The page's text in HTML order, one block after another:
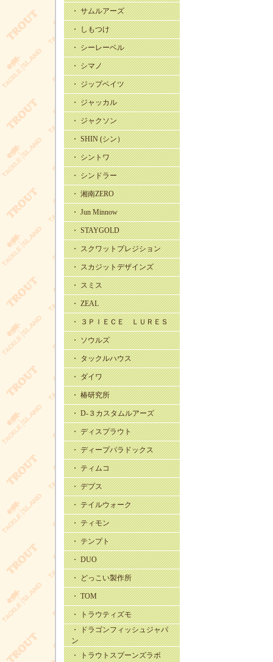
・ サムルアーズ
・ しもつけ
・ シーレーベル
・ シマノ
・ ジップベイツ
・ ジャッカル
・ ジャクソン
・ SHIN (シン）
・ シントワ
・ シンドラー
・ 湘南ZERO
・ Jun Minnow
・ STAYGOLD
・ スクワットプレジション
・ スカジットデザインズ
・ スミス
・ ZEAL
・ ３ＰＩＥＣＥ ＬＵＲＥＳ
・ ソウルズ
・ タックルハウス
・ ダイワ
・ 椿研究所
・ D-３カスタムルアーズ
・ ディスプラウト
・ ディープパラドックス
・ ティムコ
・ デプス
・ テイルウォーク
・ ティモン
・ テンプト
・ DUO
・ どっこい製作所
・ TOM
・ トラウティズモ
・ ドラゴンフィッシュジャパ
ン
・ トラウトスプーンズラボ